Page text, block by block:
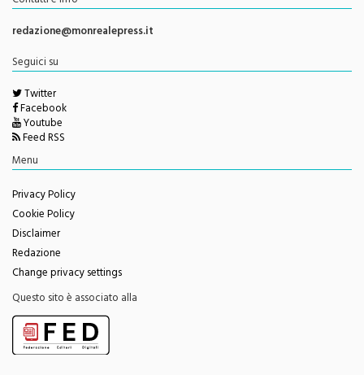
redazione@monrealepress.it
Twitter
Facebook
Youtube
Feed RSS
Menu
Privacy Policy
Cookie Policy
Disclaimer
Redazione
Change privacy settings
Questo sito è associato alla